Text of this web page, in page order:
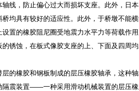
线，防止偏心过大而损坏支座。此外，日
均具有较好的适应性。此外，于桥墩不能
置的橡胶阻尼圈受地震力水平力等荷载作
锈蚀，在板式像胶支座的上、下面及四周
的橡胶和钢板制成的层压橡胶轴承，这种
隔震装置——一种采用滑动机械装置的层压